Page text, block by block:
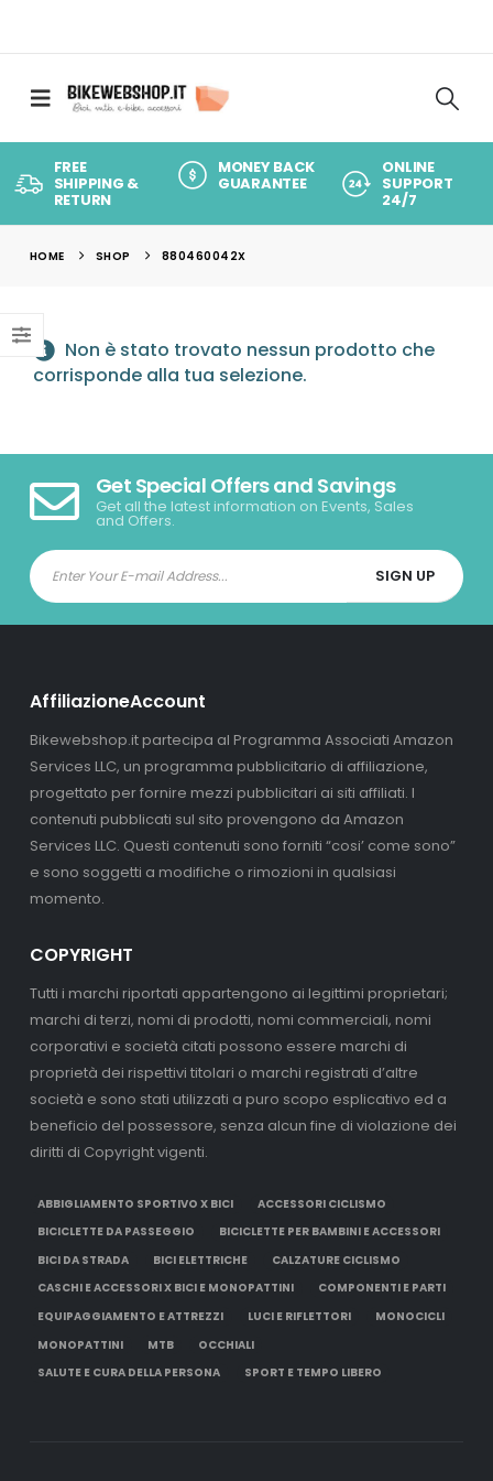
FREE
SHIPPING &
RETURN
MONEY BACK
GUARANTEE
ONLINE
SUPPORT
24/7
HOME SHOP 880460042X
Non è stato trovato nessun prodotto che
corrisponde alla tua selezione.
Get Special Offers and Savings
Get all the latest information on Events, Sales
and Offers.
AffiliazioneAccount
Bikewebshop.it partecipa al Programma Associati Amazon
Services LLC, un programma pubblicitario di affiliazione,
progettato per fornire mezzi pubblicitari ai siti affiliati. I
contenuti pubblicati sul sito provengono da Amazon
Services LLC. Questi contenuti sono forniti “cosi’ come sono”
e sono soggetti a modifiche o rimozioni in qualsiasi
momento.
COPYRIGHT
Tutti i marchi riportati appartengono ai legittimi proprietari;
marchi di terzi, nomi di prodotti, nomi commerciali, nomi
corporativi e società citati possono essere marchi di
proprietà dei rispettivi titolari o marchi registrati d’altre
società e sono stati utilizzati a puro scopo esplicativo ed a
beneficio del possessore, senza alcun fine di violazione dei
diritti di Copyright vigenti.
ABBIGLIAMENTO SPORTIVO X BICI
ACCESSORI CICLISMO
BICICLETTE DA PASSEGGIO
BICICLETTE PER BAMBINI E ACCESSORI
BICI DA STRADA
BICI ELETTRICHE
CALZATURE CICLISMO
CASCHI E ACCESSORI X BICI E MONOPATTINI
COMPONENTI E PARTI
EQUIPAGGIAMENTO E ATTREZZI
LUCI E RIFLETTORI
MONOCICLI
MONOPATTINI
MTB
OCCHIALI
SALUTE E CURA DELLA PERSONA
SPORT E TEMPO LIBERO